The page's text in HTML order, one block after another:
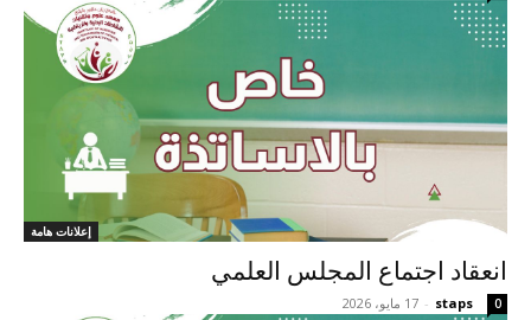
إعلانات هامة
انعقاد اجتماع المجلس العلمي
staps
- 17 مايو، 2026 0